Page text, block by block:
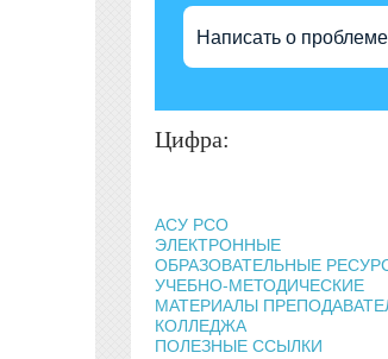
Написать о проблеме
Цифра:
АСУ РСО
ЭЛЕКТРОННЫЕ
ОБРАЗОВАТЕЛЬНЫЕ
УЧЕБНО-МЕТОДИЧЕСКИЕ
МАТЕРИАЛЫ
КОЛЛЕДЖА
ПОЛЕЗНЫЕ ССЫЛКИ